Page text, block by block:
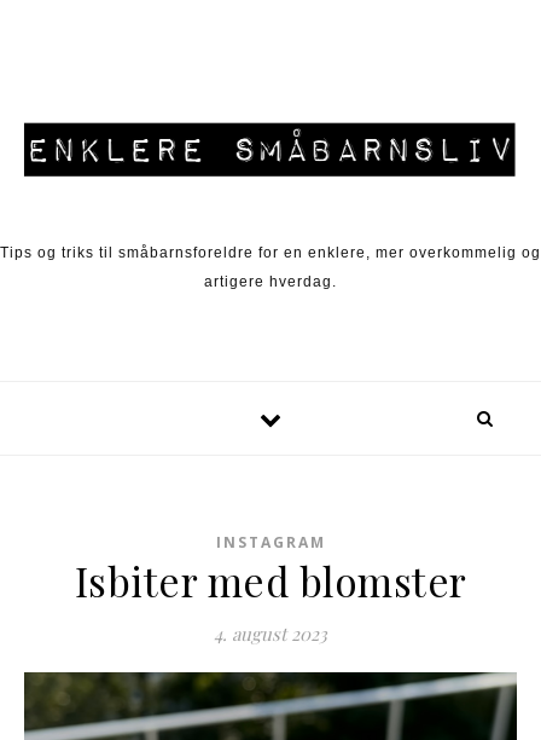
Tips og triks til småbarnsforeldre for en enklere, mer overkommelig og
artigere hverdag.
INSTAGRAM
Isbiter med blomster
4. august 2023